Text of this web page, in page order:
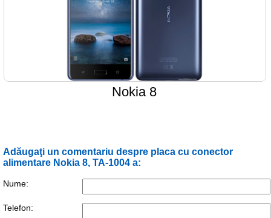
Nokia 8
Adăugaţi un comentariu despre placa cu conector
alimentare Nokia 8, TA-1004 a:
Nume:
Telefon: